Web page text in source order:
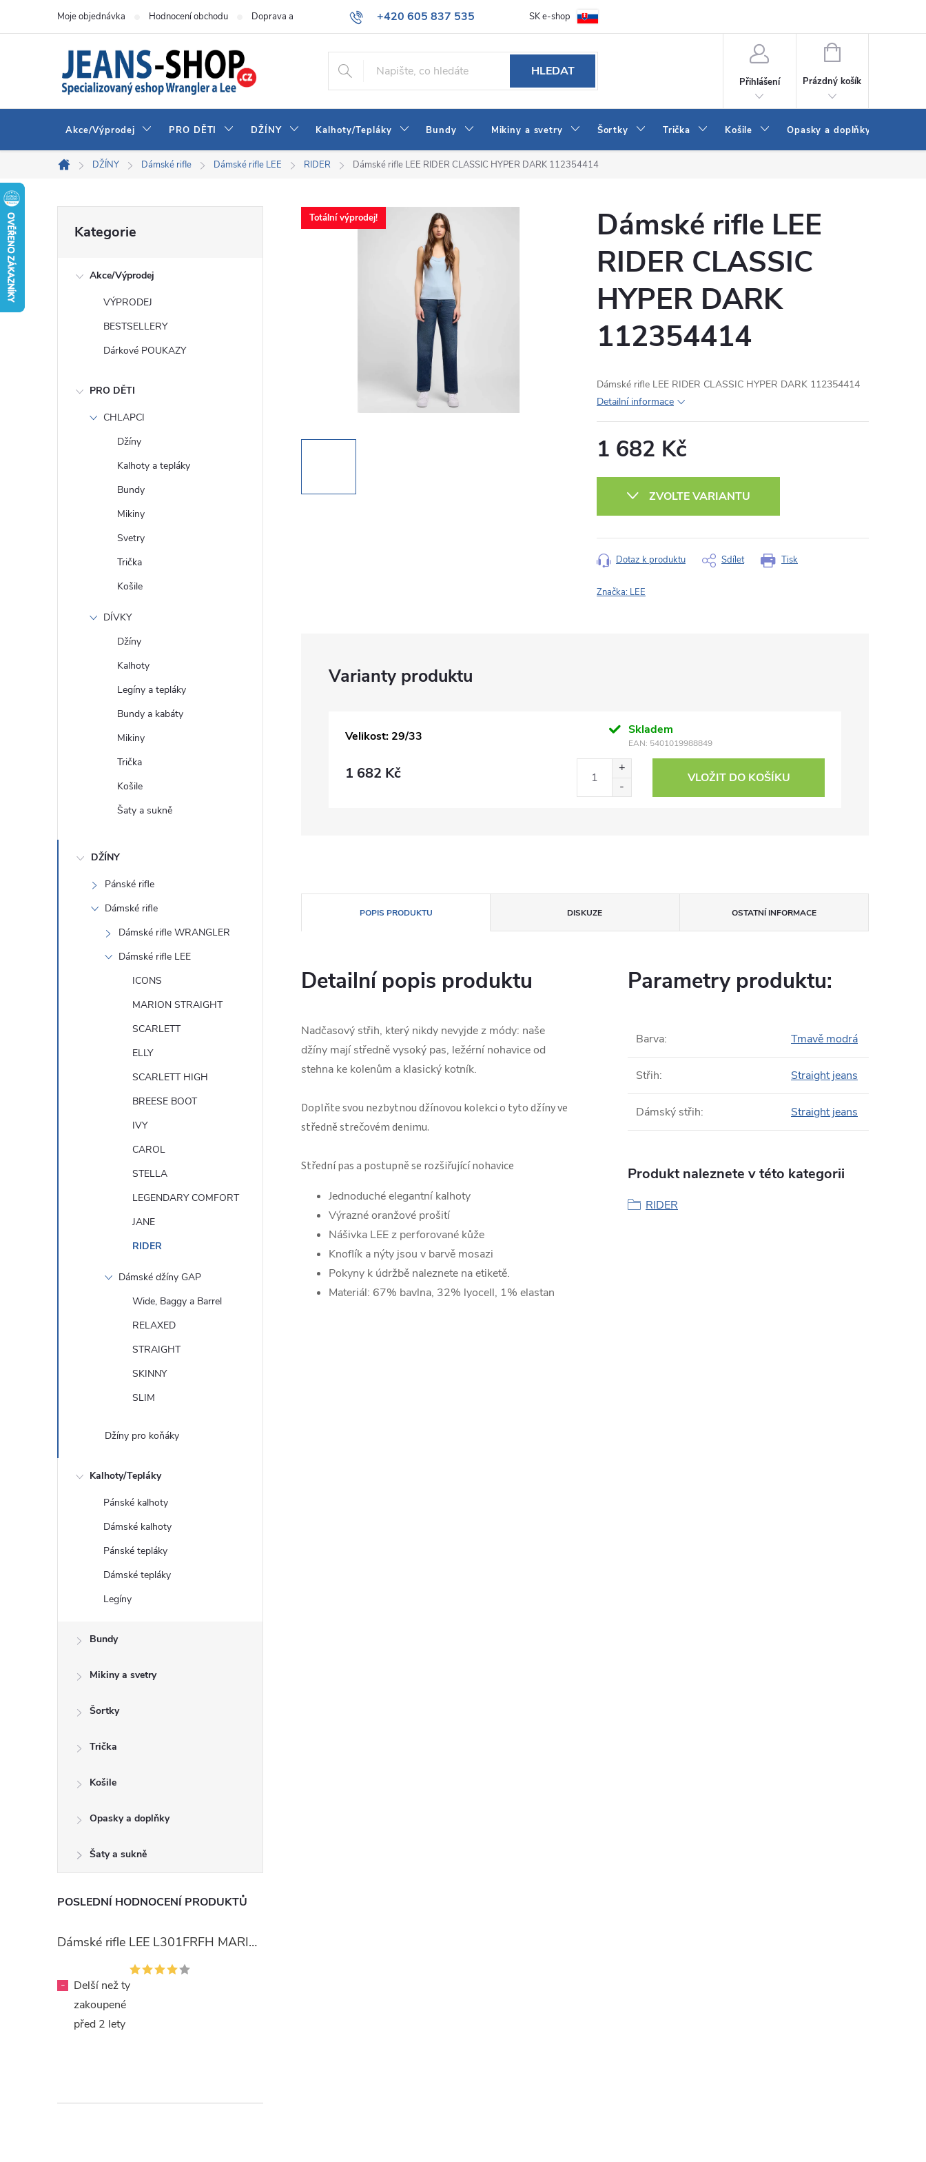
+420 605 837 535
info@jeans-shop.cz
Moje objednávka Hodnocení obchodu Doprava a platba Obchodní podmínky Naše prodejna Blog Kontakt
SK e-shop
HLEDAT
Přihlášení
NÁKUPNÍ
Prázdný košík
Akce/Výprodej PRO DĚTI DŽÍNY Kalhoty/Tepláky Bundy Mikiny a svetry Šortky Trička Košile Opasky a doplňky
Domů
DŽÍNY Dámské rifle Dámské rifle LEE RIDER Dámské rifle LEE RIDER CLASSIC HYPER DARK 112354414
kategorie
Kategorie
Akce/Výprodej
VÝPRODEJ
BESTSELLERY
Dárkové POUKAZY
PRO DĚTI
CHLAPCI
Džíny
Kalhoty a tepláky
Bundy
Mikiny
Svetry
Trička
Košile
DÍVKY
Džíny
Kalhoty
Legíny a tepláky
Bundy a kabáty
Mikiny
Trička
Košile
Šaty a sukně
DŽÍNY
Pánské rifle
Dámské rifle
Dámské rifle WRANGLER
Dámské rifle LEE
ICONS
MARION STRAIGHT
SCARLETT
ELLY
SCARLETT HIGH
BREESE BOOT
IVY
CAROL
STELLA
LEGENDARY COMFORT
JANE
RIDER
Dámské džíny GAP
Wide, Baggy a Barrel
RELAXED
STRAIGHT
SKINNY
SLIM
Džíny pro koňáky
Kalhoty/Tepláky
Pánské kalhoty
Dámské kalhoty
Pánské tepláky
Dámské tepláky
Legíny
Bundy
Mikiny a svetry
Šortky
Trička
Košile
Opasky a doplňky
Šaty a sukně
POSLEDNÍ HODNOCENÍ PRODUKTŮ
Dámské rifle LEE L301FRFH MARION STRAIGHT RINSE
-
Delší než ty
zakoupené
před 2 lety
Totální výprodej!
Dámské rifle LEE
RIDER CLASSIC
HYPER DARK
112354414
Dámské rifle LEE RIDER CLASSIC HYPER DARK 112354414
Detailní informace
1 682 Kč
ZVOLTE VARIANTU
Tisk
Dotaz k produktu Sdílet
Značka: LEE
Velikost: 29/33 Skladem
EAN: 5401019988849
1 682 Kč VLOŽIT DO KOŠÍKU
POPIS PRODUKTU DISKUZE OSTATNÍ INFORMACE
Detailní popis produktu
Nadčasový střih, který nikdy nevyjde z módy: naše
džíny mají středně vysoký pas, ležérní nohavice od
stehna ke kolenům a klasický kotník.
Doplňte svou nezbytnou džínovou kolekci o tyto džíny ve
středně strečovém denimu.
Střední pas a postupně se rozšiřující nohavice
Jednoduché elegantní kalhoty
Výrazné oranžové prošití
Nášivka LEE z perforované kůže
Knoflík a nýty jsou v barvě mosazi
Pokyny k údržbě naleznete na etiketě.
Materiál: 67% bavlna, 32% lyocell, 1% elastan
Parametry produktu:
Barva: Tmavě modrá
Střih: Straight jeans
Dámský střih: Straight jeans
Produkt naleznete v této kategorii
RIDER